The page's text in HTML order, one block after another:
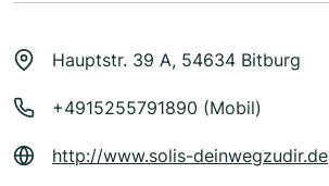
Hauptstr. 39 A, 54634 Bitburg
+4915255791890 (Mobil)
http://www.solis-deinwegzudir.de